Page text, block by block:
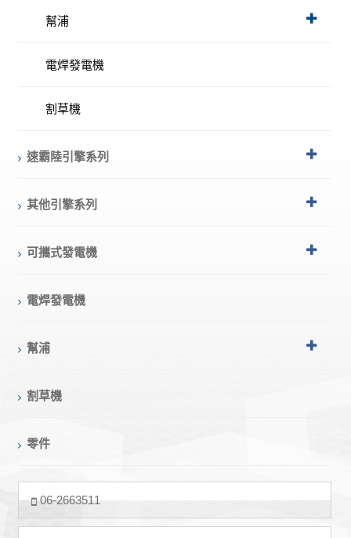
幫浦
電焊發電機
割草機
速霸陸引擎系列
其他引擎系列
可攜式發電機
電焊發電機
幫浦
割草機
零件
06-2663511